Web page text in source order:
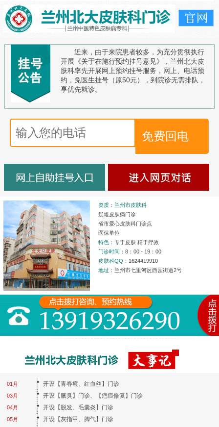
近来，由于来院患者较多，为充分贯彻执行
开展《关于在施行预约挂号意见》，兰州北大皮
肤科率先开展网上预约挂号服务，网上、电话预
约，免医生挂号（原50元），到院诊无需排队，
享优先就诊。
资质：兰州市皮肤科
疑难皮肤病门诊
省市爱心皮肤科门诊点
医保单位
特色：专于皮肤 精于疗效
门诊时间：8：00 - 19：00
皮肤科QQ： 1624419910
地址： 兰州市七里河区西园街道2号
01月
03月
04月
05月
开设【青春痘、红血丝】门诊
开设【腋臭】门诊、【疤痕修复】门诊
开设【脱发、毛囊炎】门诊
开设【灰指甲、脚气】门诊